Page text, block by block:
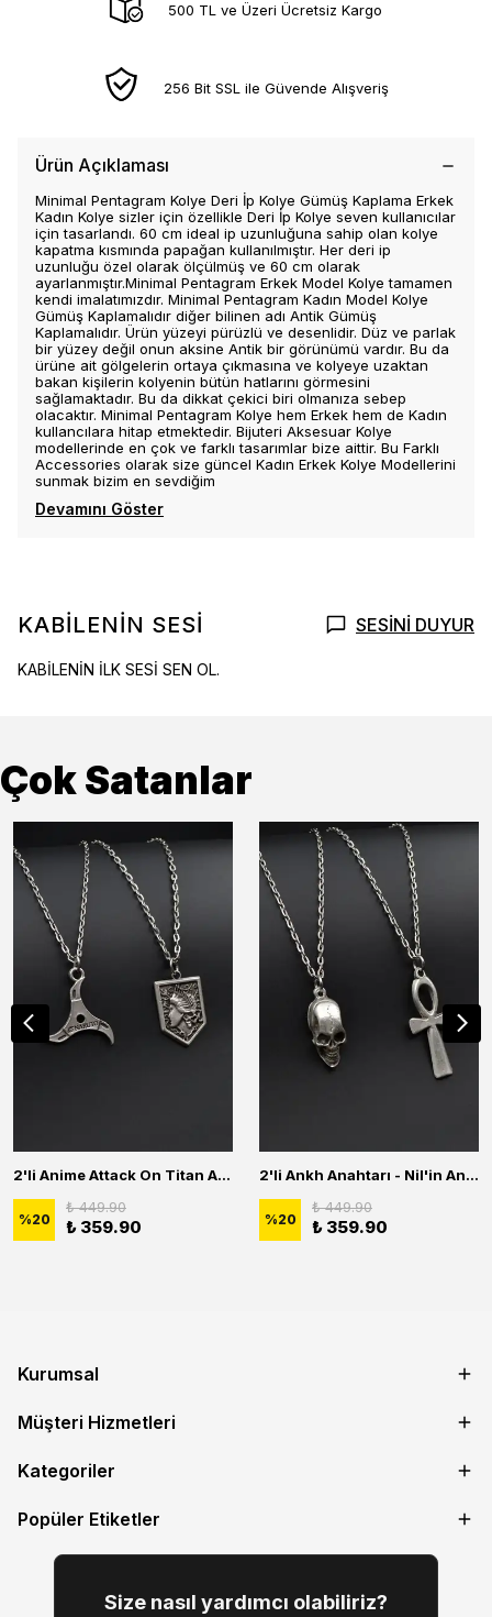
500 TL ve Üzeri Ücretsiz Kargo
256 Bit SSL ile Güvende Alışveriş
Ürün Açıklaması
Minimal Pentagram Kolye Deri İp Kolye Gümüş Kaplama Erkek
Kadın Kolye sizler için özellikle Deri İp Kolye seven kullanıcılar
için tasarlandı. 60 cm ideal ip uzunluğuna sahip olan kolye
kapatma kısmında papağan kullanılmıştır. Her deri ip
uzunluğu özel olarak ölçülmüş ve 60 cm olarak
ayarlanmıştır.Minimal Pentagram Erkek Model Kolye tamamen
kendi imalatımızdır. Minimal Pentagram Kadın Model Kolye
Gümüş Kaplamalıdır diğer bilinen adı Antik Gümüş
Kaplamalıdır. Ürün yüzeyi pürüzlü ve desenlidir. Düz ve parlak
bir yüzey değil onun aksine Antik bir görünümü vardır. Bu da
ürüne ait gölgelerin ortaya çıkmasına ve kolyeye uzaktan
bakan kişilerin kolyenin bütün hatlarını görmesini
sağlamaktadır. Bu da dikkat çekici biri olmanıza sebep
olacaktır. Minimal Pentagram Kolye hem Erkek hem de Kadın
kullancılara hitap etmektedir. Bijuteri Aksesuar Kolye
modellerinde en çok ve farklı tasarımlar bize aittir. Bu Farklı
Accessories olarak size güncel Kadın Erkek Kolye Modellerini
sunmak bizim en sevdiğim
Devamını Göster
KABİLENİN SESİ SESİNİ DUYUR
KABİLENİN İLK SESİ SEN OL.
Çok Satanlar
2'li Anime Attack On Titan Acrylic Maria Anime Naruto Erkek Kadın Kolye Seti
%20
₺ 449.90
₺ 359.90
2'li Ankh Anahtarı - Nil'in Anahtarı - Kuru Kafa Erkek Kadın Kolye Seti
%20
₺ 449.90
₺ 359.90
Kurumsal
Müşteri Hizmetleri
Kategoriler
Popüler Etiketler
Size nasıl yardımcı olabiliriz?